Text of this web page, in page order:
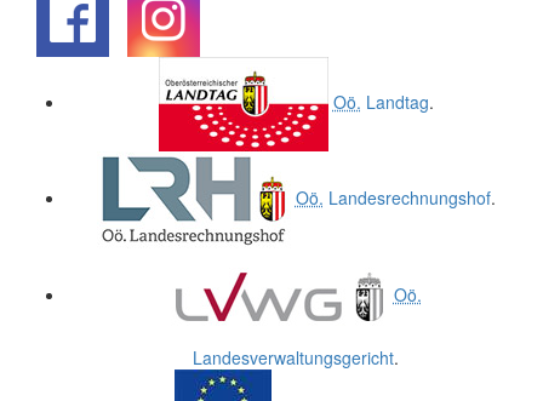
Oö. Landtag.
Oö. Landesrechnungshof.
Oö.
Landesverwaltungsgericht.